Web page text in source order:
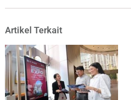
Artikel Terkait